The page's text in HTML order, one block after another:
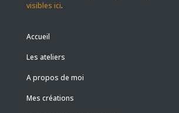
visibles ici.
Accueil
Les ateliers
A propos de moi
Mes créations